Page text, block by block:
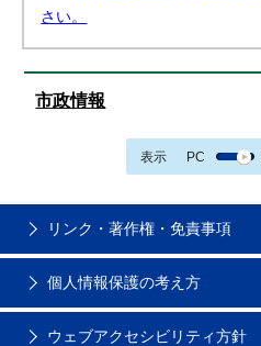
さい。
市政情報
表示 PC
リンク・著作権・免責事項
個人情報保護の考え方
ウェブアクセシビリティ方針